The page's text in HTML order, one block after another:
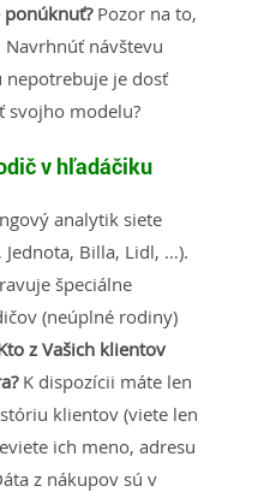
Pozor na to,
návštevu
je dosť
svojho modelu?
v hľadáčiku
analytik siete
Billa, Lidl, …).
špeciálne
(neúplné rodiny)
z Vašich klientov
K dispozícii máte len
klientov (viete len
ich meno, adresu
z nákupov sú v